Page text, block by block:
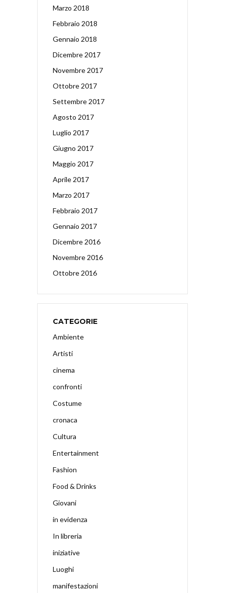
Marzo 2018
Febbraio 2018
Gennaio 2018
Dicembre 2017
Novembre 2017
Ottobre 2017
Settembre 2017
Agosto 2017
Luglio 2017
Giugno 2017
Maggio 2017
Aprile 2017
Marzo 2017
Febbraio 2017
Gennaio 2017
Dicembre 2016
Novembre 2016
Ottobre 2016
CATEGORIE
Ambiente
Artisti
cinema
confronti
Costume
cronaca
Cultura
Entertainment
Fashion
Food & Drinks
Giovani
in evidenza
In libreria
iniziative
Luoghi
manifestazioni